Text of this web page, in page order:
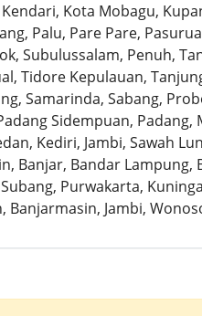
Kota Mobagu,
Palu, Pare Pare,
Subulussalam, Penuh,
Tidore Kepulauan,
Samarinda, Sabang,
Sidempuan, Padang,
Kediri, Jambi, Sawah
Banjar, Bandar Lampung,
Purwakarta,
Banjarmasin, Jambi,